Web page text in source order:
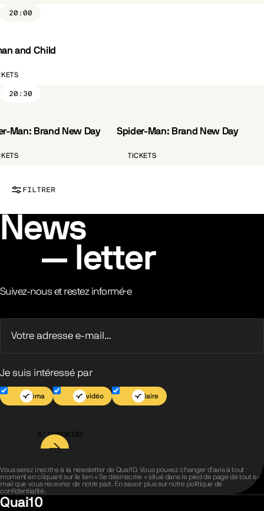
FILTRER
20:00
and Child
CÔTÉ PARC
20:30
Man: Brand New Day Spider-Man: Brand New Day
VO.ST.FR
TICKETS
News
letter
Suivez-nous et restez informé·e
Je suis intéressé par
Cinéma Jeu vidéo Scolaire
S’INSCRIRE
Vous serez inscrit·e à la newsletter de Quai10. Vous pouvez changer d’avis à tout
moment en cliquant sur le lien « Se désinscrire » situé dans le pied de page de tout e-
mail que vous recevrez de notre part. En savoir plus sur notre politique de
confidentialité.
Quai10